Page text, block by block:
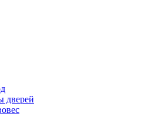
дверей